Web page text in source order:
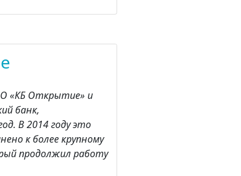
«КБ Открытие» и
банк,
В 2014 году это
к более крупному
продолжил работу